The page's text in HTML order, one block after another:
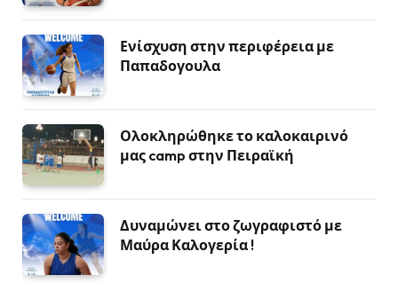
Ενίσχυση στην περιφέρεια με
Παπαδογουλα
Ολοκληρώθηκε το καλοκαιρινό
μας camp στην Πειραϊκή
Δυναμώνει στο ζωγραφιστό με
Μαύρα Καλογερία !